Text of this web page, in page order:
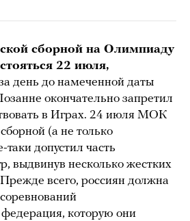
сборной на Олимпиаду
22 июля,
день до намеченной даты
окончательно запретил
в Играх. 24 июля МОК
(а не только
таки допустил часть
выдвинув несколько жестких
всего, россиян должна
которую они